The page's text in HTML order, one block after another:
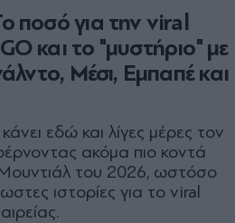
ποσό για την viral
και το "μυστήριο" με
Μέσι, Εμπαπέ και
εδώ και λίγες μέρες τον
ακόμα πιο κοντά
του 2026, ωστόσο
ιστορίες για το viral